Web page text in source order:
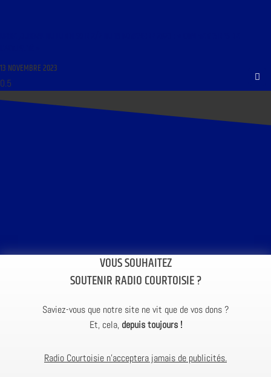
13 NOVEMBRE 2023
VOUS SOUHAITEZ
SOUTENIR RADIO COURTOISIE ?
Saviez-vous que notre site ne vit que de vos dons ?
Et, cela, depuis toujours !
Radio Courtoisie n’acceptera jamais de publicités.